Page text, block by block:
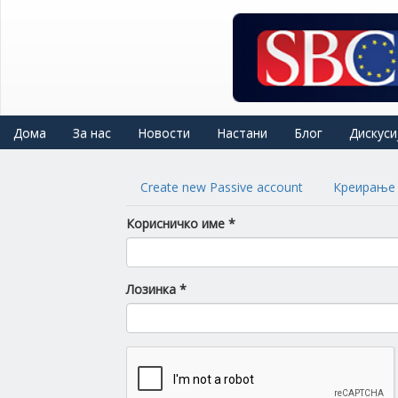
Дома За нас Новости Настани Блог
Primary
Create new Passive account Креирање
Корисничко име *
Лозинка *